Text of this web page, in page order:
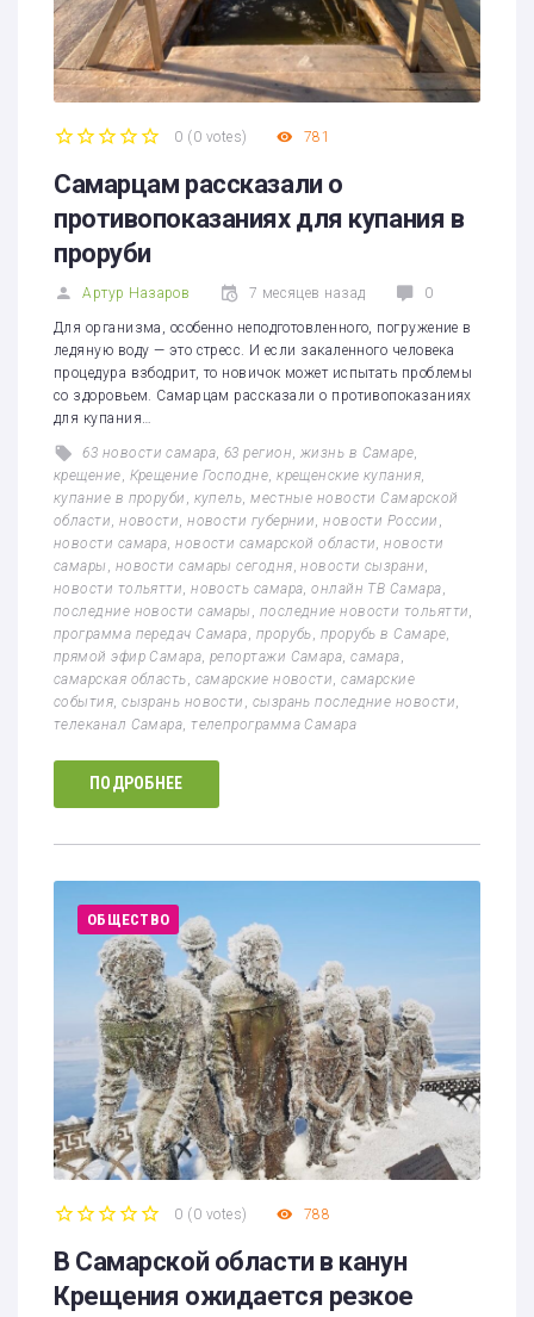
0 (0 votes) 781
Самарцам рассказали о
противопоказаниях для купания в
проруби
Артур Назаров 7 месяцев назад 0
Для организма, особенно неподготовленного, погружение в
ледяную воду — это стресс. И если закаленного человека
процедура взбодрит, то новичок может испытать проблемы
со здоровьем. Самарцам рассказали о противопоказаниях
для купания…
63 новости самара ,63 регион жизнь в Самаре
крещение Крещение Господне ,крещенские купания
купание в проруби
купель ,местные новости Самарской
области ,новости ,новости губернии ,новости России
новости самара ,новости самарской области ,новости
самары
новости самары сегодня ,новости сызрани
новости тольятти ,новость самара ,онлайн ТВ Самара
последние новости самары
последние новости тольятти
программа передач Самара прорубь прорубь в Самаре,
прямой эфир Самара ,репортажи Самара ,самара
самарская область самарские новости ,самарские
события ,сызрань новости сызрань последние новости
телеканал Самара ,телепрограмма Самара
ПОДРОБНЕЕ
ОБЩЕСТВО
0 (0 votes) 788
В Самарской области в канун
Крещения ожидается резкое